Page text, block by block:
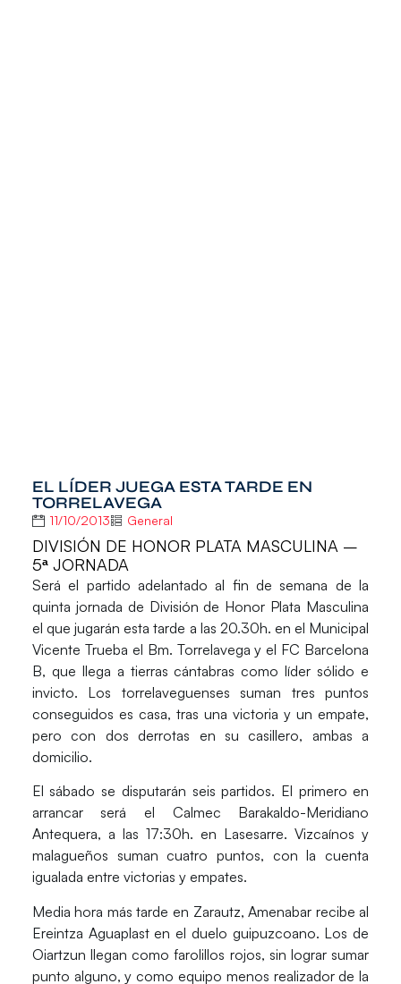
EL LÍDER JUEGA ESTA TARDE EN
TORRELAVEGA
11/10/2013 General
DIVISIÓN DE HONOR PLATA MASCULINA –
5ª JORNADA
Será el partido adelantado al fin de semana de la
quinta jornada de División de Honor Plata Masculina
el que jugarán esta tarde a las 20.30h. en el Municipal
Vicente Trueba el Bm. Torrelavega y el FC Barcelona
B, que llega a tierras cántabras como líder sólido e
invicto. Los torrelaveguenses suman tres puntos
conseguidos es casa, tras una victoria y un empate,
pero con dos derrotas en su casillero, ambas a
domicilio.
El sábado se disputarán seis partidos. El primero en
arrancar será el Calmec Barakaldo-Meridiano
Antequera, a las 17:30h. en Lasesarre. Vizcaínos y
malagueños suman cuatro puntos, con la cuenta
igualada entre victorias y empates.
Media hora más tarde en Zarautz, Amenabar recibe al
Ereintza Aguaplast en el duelo guipuzcoano. Los de
Oiartzun llegan como farolillos rojos, sin lograr sumar
punto alguno, y como equipo menos realizador de la